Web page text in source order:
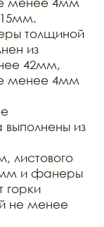
толщиной
из
42мм,
менее 4мм
из
листового
и фанеры
не менее